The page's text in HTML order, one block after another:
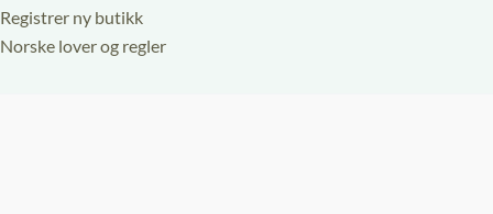
Registrer ny butikk
Norske lover og regler